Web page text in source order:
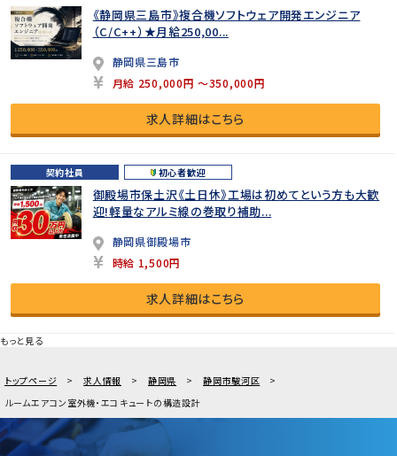
《静岡県三島市》複合機ソフトウェア開発エンジニア
（C/C++）★月給250,00...
静岡県三島市
月給 250,000円 ～350,000円
求人詳細はこちら
契約社員 初心者歓迎
御殿場市保土沢《土日休》工場は初めてという方も大歓
迎!軽量なアルミ線の巻取り補助...
静岡県御殿場市
時給 1,500円
求人詳細はこちら
もっと見る
トップページ 求人情報 静岡県
静岡市駿河区
ルームエアコン室外機・エコキュートの構造設計